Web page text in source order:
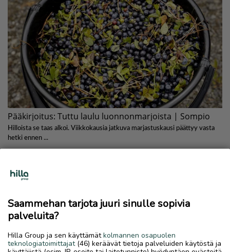
Saammehan tarjota juuri sinulle sopivia
palveluita?
Hilla Group ja sen käyttämätkolmannen osapuolen
teknologiatoimittajat(46) keräävät tietoja palveluiden käytöstä ja